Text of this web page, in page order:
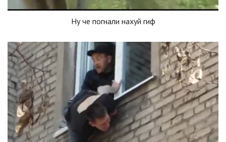
Ну че погнали нахуй гиф